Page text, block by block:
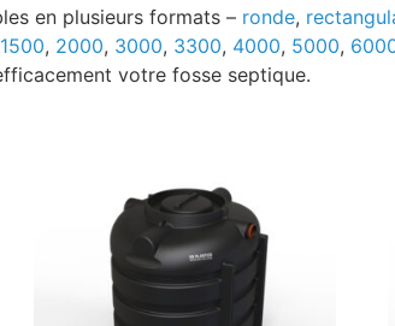
en plusieurs formats – ronde,
1500, 2000, 3000, 3300, 4000, 5000,
votre fosse septique.